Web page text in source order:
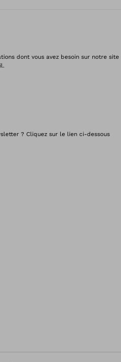
dont vous avez besoin sur notre site
? Cliquez sur le lien ci-dessous